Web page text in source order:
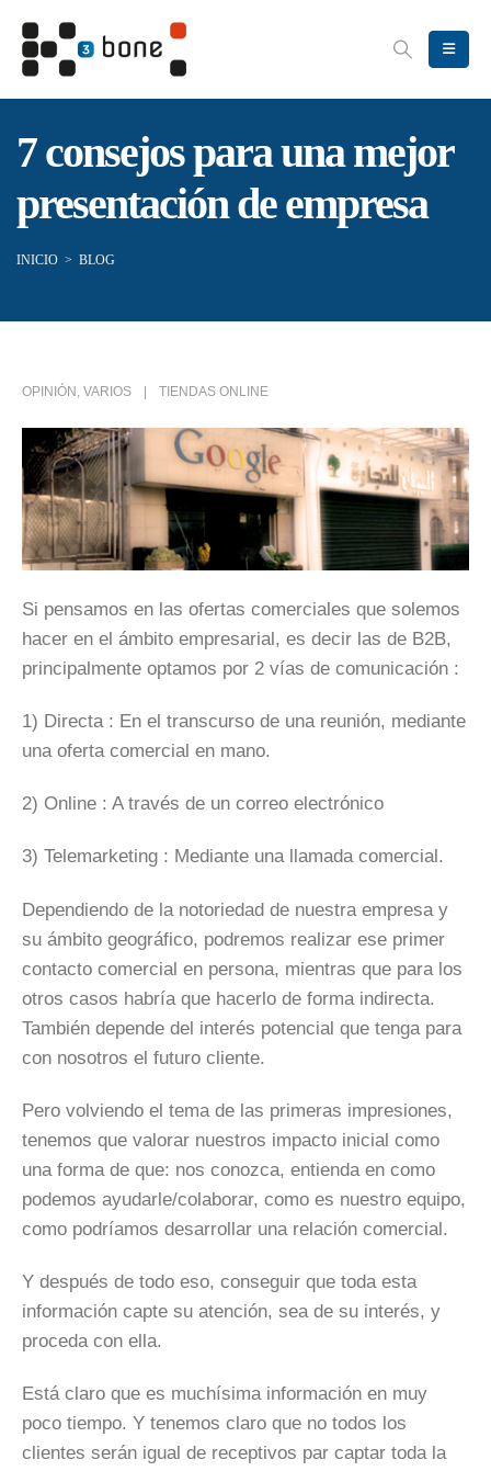
7 consejos para una mejor
presentación de empresa
INICIO > BLOG
OPINIÓN VARIOS TIENDAS ONLINE
Si pensamos en las ofertas comerciales que solemos
hacer en el ámbito empresarial, es decir las de B2B,
principalmente optamos por 2 vías de comunicación :
1) Directa : En el transcurso de una reunión, mediante
una oferta comercial en mano.
2) Online : A través de un correo electrónico
3) Telemarketing : Mediante una llamada comercial.
Dependiendo de la notoriedad de nuestra empresa y
su ámbito geográfico, podremos realizar ese primer
contacto comercial en persona, mientras que para los
otros casos habría que hacerlo de forma indirecta.
También depende del interés potencial que tenga para
con nosotros el futuro cliente.
Pero volviendo el tema de las primeras impresiones,
tenemos que valorar nuestros impacto inicial como
una forma de que: nos conozca, entienda en como
podemos ayudarle/colaborar, como es nuestro equipo,
como podríamos desarrollar una relación comercial.
Y después de todo eso, conseguir que toda esta
información capte su atención, sea de su interés, y
proceda con ella.
Está claro que es muchísima información en muy
poco tiempo. Y tenemos claro que no todos los
clientes serán igual de receptivos par captar toda la